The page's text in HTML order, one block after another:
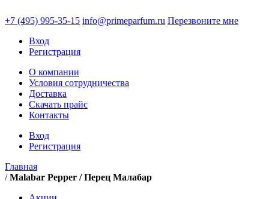
+7 (495) 995-35-15 info@primeparfum.ru Перезвоните мне
Вход
Регистрация
О компании
Условия сотрудничества
Доставка
Скачать прайс
Контакты
Вход
Регистрация
Главная
/Malabar Pepper / Перец Малабар